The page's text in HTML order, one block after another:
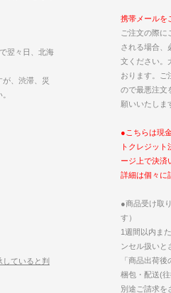
翌々日、北海
、渋滞、災
ていると判
携帯メールを
ご注文の際に
される場合、
文ください。
おります。ご
ので最悪注文
願いいたしま
●こちらは現
トクレジッ
ージ上で決済
詳細は個々に
●商品受け取
す）
1週間以内ま
ンセル扱いと
「商品出荷
梱包・配送(
別途ご請求を